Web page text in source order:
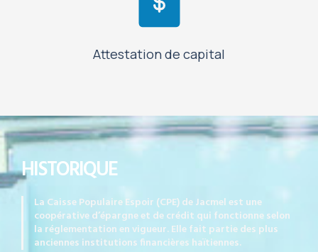
Attestation de capital
HISTORIQUE
La Caisse Populaire Espoir (CPE) de Jacmel est une
coopérative d’épargne et de crédit qui fonctionne selon
la réglementation en vigueur. Elle fait partie des plus
anciennes institutions financières haïtiennes.